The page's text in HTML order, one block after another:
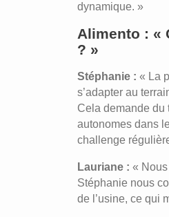
dynamique. »
Alimento : «
? »
Stéphanie : « La
s’adapter au
Cela demande du
autonomes dans
challenge
Lauriane : «
Stéphanie nous
de l’usine, ce qui